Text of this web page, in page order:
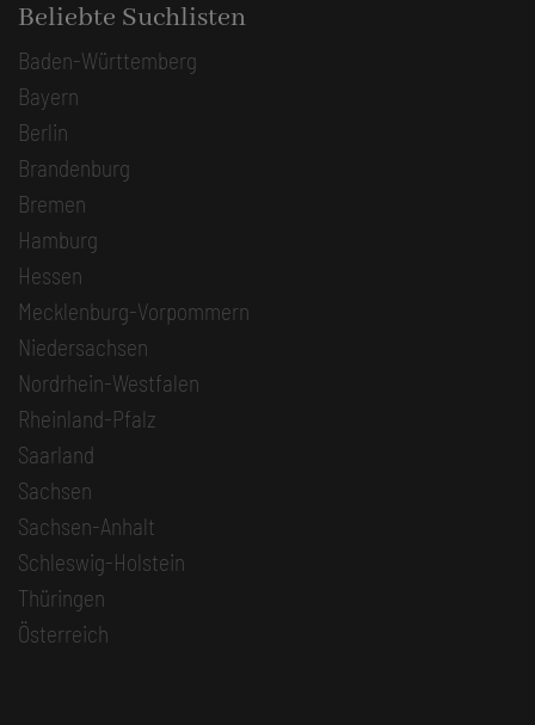
Beliebte Suchlisten
Baden-Württemberg
Bayern
Berlin
Brandenburg
Bremen
Hamburg
Hessen
Mecklenburg-Vorpommern
Niedersachsen
Nordrhein-Westfalen
Rheinland-Pfalz
Saarland
Sachsen
Sachsen-Anhalt
Schleswig-Holstein
Thüringen
Österreich